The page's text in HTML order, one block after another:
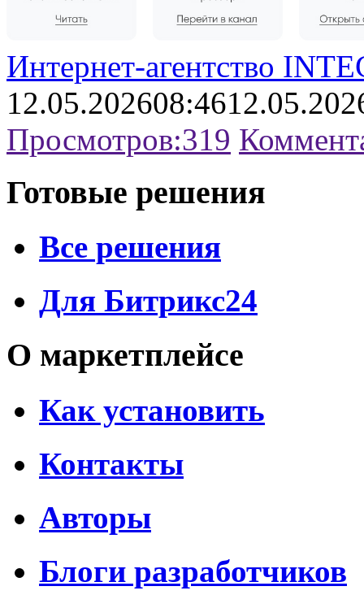
Интернет-агентство
12.05.202608:46
Просмотров:319
Готовые решения
Все решения
Для Битрикс24
О маркетплейсе
Как установить
Контакты
Авторы
Блоги разработчиков